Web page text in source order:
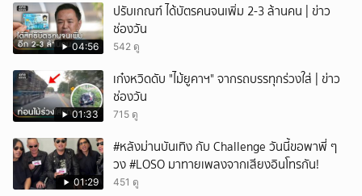
04:56
ปรับเกณฑ์ ได้บัตรคนจนเพิ่ม 2-3 ล้านคน | ข่าว
ช่องวัน
542 ดู
01:33
เก๋งหวิดดับ "ไม้ยูคาฯ" จากรถบรรทุกร่วงใส่ | ข่าว
ช่องวัน
715 ดู
01:29
#หลังม่านบันเทิง กับ Challenge วันนี้ขอพาพี่ ๆ
วง #LOSO มาทายเพลงจากเสียงอินโทรกัน!
451 ดู